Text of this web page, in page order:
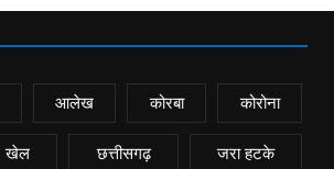
आलेख कोरबा कोरोना
खेल छत्तीसगढ़ जरा हटके